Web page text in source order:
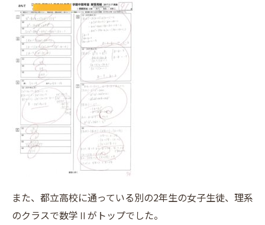
また、都立高校に通っている別の2年生の女子生徒、理系
のクラスで数学Ⅱがトップでした。